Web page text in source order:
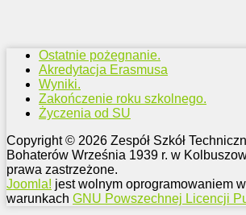
Ostatnie pożegnanie.
Akredytacja Erasmusa
Wyniki.
Zakończenie roku szkolnego.
Życzenia od SU
Copyright © 2026 Zespół Szkół
Bohaterów Września 1939 r. w
prawa zastrzeżone.
Joomla! jest wolnym oprogramowaniem
warunkach GNU Powszechnej Licencji